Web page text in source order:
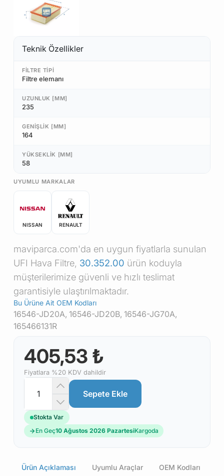
Teknik Özellikler
FILTRE TIPI
Filtre elemanı
UZUNLUK [MM]
235
GENIŞLIK [MM]
164
YÜKSEKLIK [MM]
58
UYUMLU MARKALAR
NISSAN RENAULT
maviparca.com'da en uygun fiyatlarla sunulan
UFI Hava Filtre, 30.352.00 ürün koduyla
müşterilerimize güvenli ve hızlı teslimat
garantisiyle ulaştırılmaktadır.
Bu Ürüne Ait OEM Kodları
16546-JD20A, 16546-JD20B, 16546-JG70A,
165466131R
405,53 ₺
Fiyatlara %20 KDV dahildir
Sepete Ekle
Stokta Var
En Geç10 Ağustos 2026 PazartesiKargoda
Ürün Açıklaması Uyumlu Araçlar OEM Kodları